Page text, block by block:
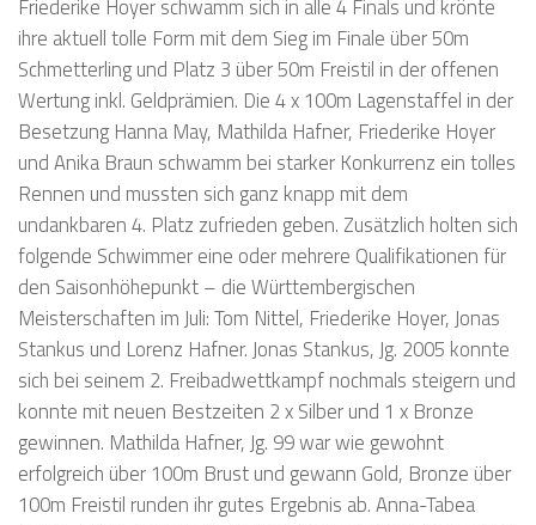
Friederike Hoyer schwamm sich in alle 4 Finals und krönte
ihre aktuell tolle Form mit dem Sieg im Finale über 50m
Schmetterling und Platz 3 über 50m Freistil in der offenen
Wertung inkl. Geldprämien. Die 4 x 100m Lagenstaffel in der
Besetzung Hanna May, Mathilda Hafner, Friederike Hoyer
und Anika Braun schwamm bei starker Konkurrenz ein tolles
Rennen und mussten sich ganz knapp mit dem
undankbaren 4. Platz zufrieden geben. Zusätzlich holten sich
folgende Schwimmer eine oder mehrere Qualifikationen für
den Saisonhöhepunkt – die Württembergischen
Meisterschaften im Juli: Tom Nittel, Friederike Hoyer, Jonas
Stankus und Lorenz Hafner. Jonas Stankus, Jg. 2005 konnte
sich bei seinem 2. Freibadwettkampf nochmals steigern und
konnte mit neuen Bestzeiten 2 x Silber und 1 x Bronze
gewinnen. Mathilda Hafner, Jg. 99 war wie gewohnt
erfolgreich über 100m Brust und gewann Gold, Bronze über
100m Freistil runden ihr gutes Ergebnis ab. Anna-Tabea